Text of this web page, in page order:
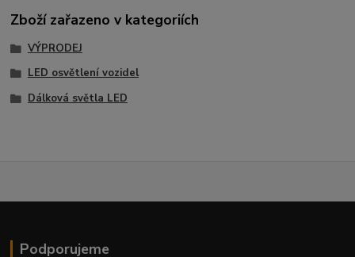
Zboží zařazeno v kategoriích
VÝPRODEJ
LED osvětlení vozidel
Dálková světla LED
Podporujeme